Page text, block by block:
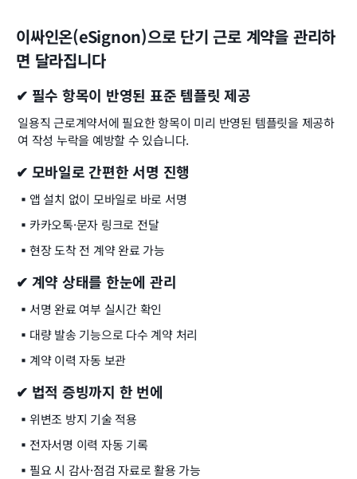
이싸인온(eSignon)으로 단기 근로 계약을 관리하
면 달라집니다
✔ 필수 항목이 반영된 표준 템플릿 제공
일용직 근로계약서에 필요한 항목이 미리 반영된 템플릿을 제공하
여 작성 누락을 예방할 수 있습니다.
✔ 모바일로 간편한 서명 진행
▪️ 앱 설치 없이 모바일로 바로 서명
▪️ 카카오톡·문자 링크로 전달
▪️ 현장 도착 전 계약 완료 가능
✔ 계약 상태를 한눈에 관리
▪️ 서명 완료 여부 실시간 확인
▪️ 대량 발송 기능으로 다수 계약 처리
▪️ 계약 이력 자동 보관
✔ 법적 증빙까지 한 번에
▪️ 위변조 방지 기술 적용
▪️ 전자서명 이력 자동 기록
▪️ 필요 시 감사·점검 자료로 활용 가능